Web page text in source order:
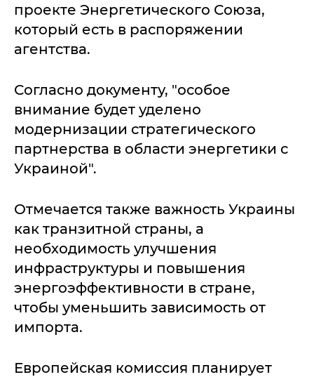
проекте Энергетического Союза,
который есть в распоряжении
агентства.
Согласно документу, "особое
внимание будет уделено
модернизации стратегического
партнерства в области энергетики с
Украиной".
Отмечается также важность Украины
как транзитной страны, а
необходимость улучшения
инфраструктуры и повышения
энергоэффективности в стране,
чтобы уменьшить зависимость от
импорта.
Европейская комиссия планирует